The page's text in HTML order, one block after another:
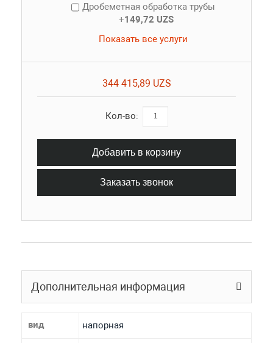
Дробеметная обработка трубы
+149,72 UZS
Показать все услуги
344 415,89 UZS
Кол-во:
Добавить в корзину
Заказать звонок
Дополнительная информация
вид напорная